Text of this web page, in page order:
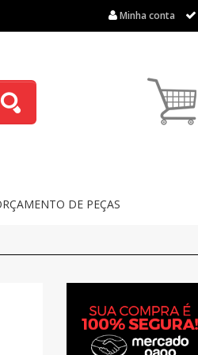
Minha conta
DE PEÇAS